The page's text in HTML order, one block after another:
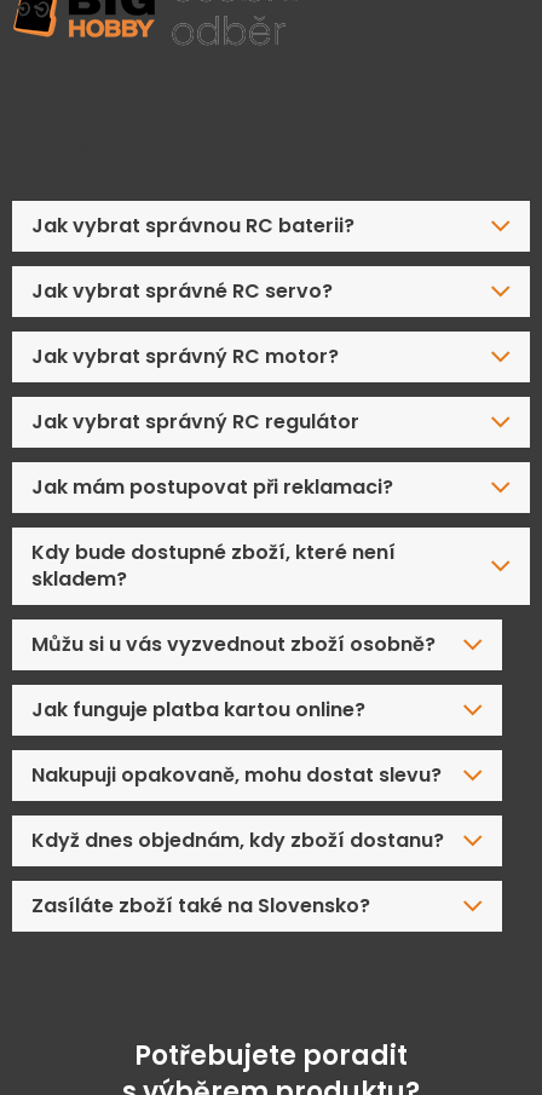
Jak vybrat správnou RC baterii?
Jak vybrat správné RC servo?
Jak vybrat správný RC motor?
Jak vybrat správný RC regulátor
Jak mám postupovat při reklamaci?
Kdy bude dostupné zboží, které není
skladem?
Můžu si u vás vyzvednout zboží osobně?
Jak funguje platba kartou online?
Nakupuji opakovaně, mohu dostat slevu?
Když dnes objednám, kdy zboží dostanu?
Zasíláte zboží také na Slovensko?
Potřebujete poradit